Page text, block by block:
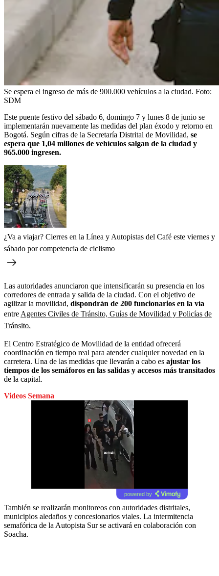
Se espera el ingreso de más de 900.000 vehículos a la ciudad. Foto:
SDM
Este puente festivo del sábado 6, domingo 7 y lunes 8 de junio se
implementarán nuevamente las medidas del plan éxodo y retorno en
Bogotá. Según cifras de la Secretaría Distrital de Movilidad, se
espera que 1,04 millones de vehículos salgan de la ciudad y
965.000 ingresen.
¿Va a viajar? Cierres en la Línea y Autopistas del Café este viernes y
sábado por competencia de ciclismo
Las autoridades anunciaron que intensificarán su presencia en los
corredores de entrada y salida de la ciudad. Con el objetivo de
agilizar la movilidad, dispondrán de 200 funcionarios en la vía
entre Agentes Civiles de Tránsito, Guías de Movilidad y Policías de
Tránsito.
El Centro Estratégico de Movilidad de la entidad ofrecerá
coordinación en tiempo real para atender cualquier novedad en la
carretera. Una de las medidas que llevarán a cabo es ajustar los
tiempos de los semáforos en las salidas y accesos más transitados
de la capital.
Videos Semana
powered by
También se realizarán monitoreos con autoridades distritales,
municipios aledaños y concesionarios viales. La intermitencia
semafórica de la Autopista Sur se activará en colaboración con
Soacha.